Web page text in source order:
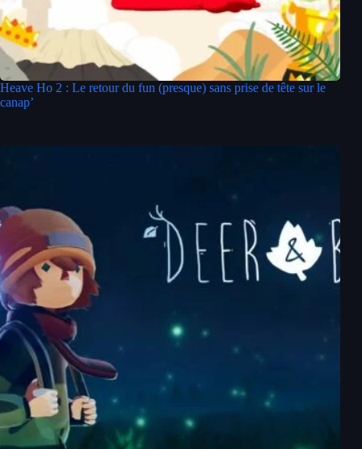
Heave Ho 2 : Le retour du fun (presque) sans prise de tête sur le
canap’